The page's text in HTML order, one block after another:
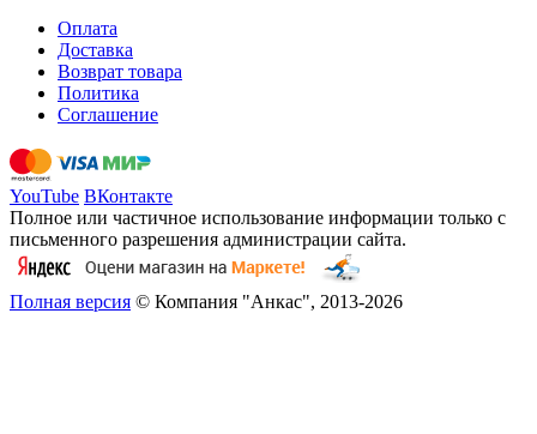
Оплата
Доставка
Возврат товара
Политика
Соглашение
YouTube ВКонтакте
Полное или частичное использование информации только с
письменного разрешения администрации сайта.
Полная версия © Компания "Анкас", 2013-2026